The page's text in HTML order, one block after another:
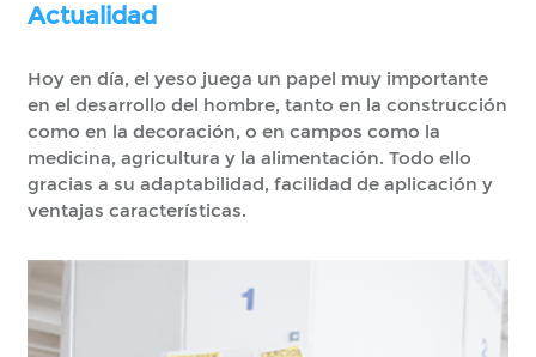
Actualidad
Hoy en día, el yeso juega un papel muy importante
en el desarrollo del hombre, tanto en la construcción
como en la decoración, o en campos como la
medicina, agricultura y la alimentación. Todo ello
gracias a su adaptabilidad, facilidad de aplicación y
ventajas características.